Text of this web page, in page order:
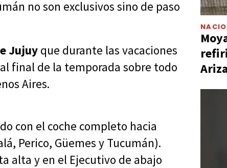
no son exclusivos sino de paso
Jujuy que durante las vacaciones
final de la temporada sobre todo
Aires.
con el coche completo hacia
Perico, Güemes y Tucumán).
alta y en el Ejecutivo de abajo